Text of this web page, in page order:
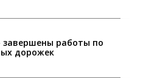
завершены работы по
дорожек